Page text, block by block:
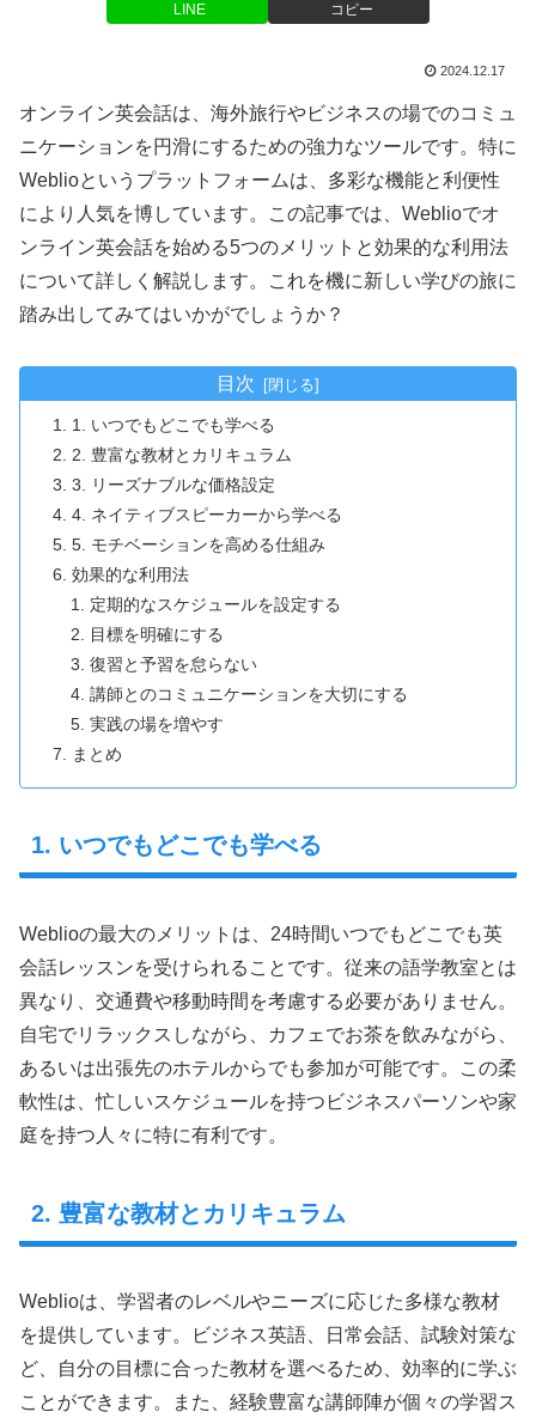
LINE コピー
2024.12.17
オンライン英会話は、海外旅行やビジネスの場でのコミュ
ニケーションを円滑にするための強力なツールです。特に
Weblioというプラットフォームは、多彩な機能と利便性
により人気を博しています。この記事では、Weblioでオ
ンライン英会話を始める5つのメリットと効果的な利用法
について詳しく解説します。これを機に新しい学びの旅に
踏み出してみてはいかがでしょうか？
目次
1. いつでもどこでも学べる
2. 豊富な教材とカリキュラム
3. リーズナブルな価格設定
4. ネイティブスピーカーから学べる
5. モチベーションを高める仕組み
効果的な利用法
定期的なスケジュールを設定する
目標を明確にする
復習と予習を怠らない
講師とのコミュニケーションを大切にする
実践の場を増やす
まとめ
1. いつでもどこでも学べる
Weblioの最大のメリットは、24時間いつでもどこでも英
会話レッスンを受けられることです。従来の語学教室とは
異なり、交通費や移動時間を考慮する必要がありません。
自宅でリラックスしながら、カフェでお茶を飲みながら、
あるいは出張先のホテルからでも参加が可能です。この柔
軟性は、忙しいスケジュールを持つビジネスパーソンや家
庭を持つ人々に特に有利です。
2. 豊富な教材とカリキュラム
Weblioは、学習者のレベルやニーズに応じた多様な教材
を提供しています。ビジネス英語、日常会話、試験対策な
ど、自分の目標に合った教材を選べるため、効率的に学ぶ
ことができます。また、経験豊富な講師陣が個々の学習ス